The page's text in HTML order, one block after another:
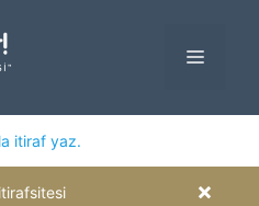
MENÜ
itiraf yaz.
×